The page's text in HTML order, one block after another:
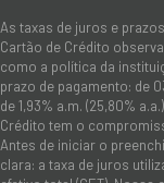
As taxas de juros e
Cartão de Crédito
como a política da
prazo de pagamento: de
de 1,93% a.m. (25,80%
Crédito tem o
Antes de iniciar o
clara: a taxa de juros